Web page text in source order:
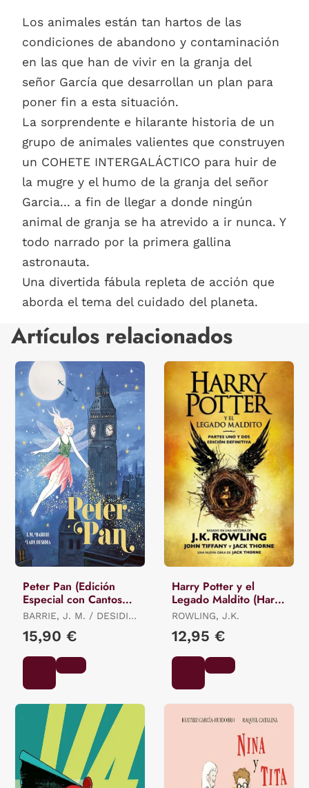
Los animales están tan hartos de las
condiciones de abandono y contaminación
en las que han de vivir en la granja del
señor García que desarrollan un plan para
poner fin a esta situación.
La sorprendente e hilarante historia de un
grupo de animales valientes que construyen
un COHETE INTERGALÁCTICO para huir de
la mugre y el humo de la granja del señor
Garcia... a fin de llegar a donde ningún
animal de granja se ha atrevido a ir nunca. Y
todo narrado por la primera gallina
astronauta.
Una divertida fábula repleta de acción que
aborda el tema del cuidado del planeta.
Artículos relacionados
Peter Pan (Edición
Especial con Cantos
Tintados)
BARRIE, J. M. / DESIDIA,
15,90 €
Harry Potter y el
Legado Maldito (Harry
Potter 8)
ROWLING, J.K.
12,95 €